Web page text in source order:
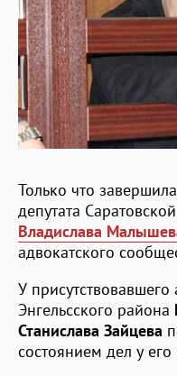
Только что
депутата
Владислава
адвокатского
У присутствовавшего
Энгельсского района
Станислава Зайцева
состоянием дел у